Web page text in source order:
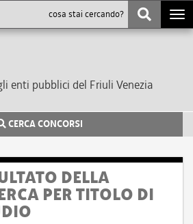
enti pubblici del Friuli Venezia
CERCA CONCORSI
DELLA
PER TITOLO DI